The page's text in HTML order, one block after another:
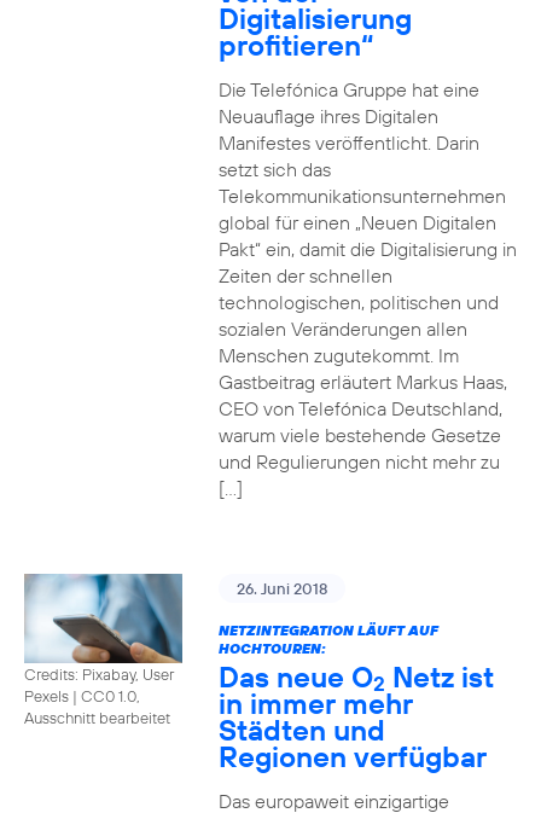
Digitalisierung
profitieren“
Die Telefónica Gruppe hat eine
Neuauflage ihres Digitalen
Manifestes veröffentlicht. Darin
setzt sich das
Telekommunikationsunternehmen
global für einen „Neuen Digitalen
Pakt“ ein, damit die Digitalisierung in
Zeiten der schnellen
technologischen, politischen und
sozialen Veränderungen allen
Menschen zugutekommt. Im
Gastbeitrag erläutert Markus Haas,
CEO von Telefónica Deutschland,
warum viele bestehende Gesetze
und Regulierungen nicht mehr zu
[…]
Credits: Pixabay, User
Pexels | CC0 1.0,
Ausschnitt bearbeitet
26. Juni 2018
NETZINTEGRATION LÄUFT AUF
HOCHTOUREN:
Das neue O2 Netz ist
in immer mehr
Städten und
Regionen verfügbar
Das europaweit einzigartige